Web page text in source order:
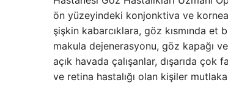
ön yüzeyindeki konjonktiva ve kornea
şişkin kabarcıklara, göz kısmında et
makula dejenerasyonu, göz kapağı
açık havada çalışanlar, dışarıda
ve retina hastalığı olan kişiler